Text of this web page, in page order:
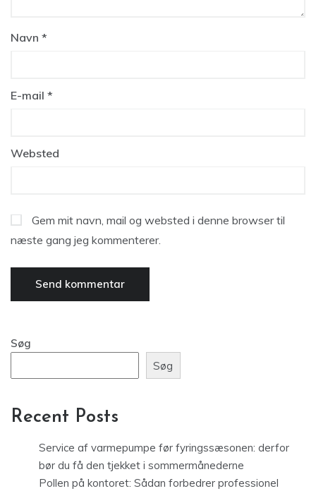
Navn *
E-mail *
Websted
Gem mit navn, mail og websted i denne browser til
næste gang jeg kommenterer.
Søg
Søg
Recent Posts
Service af varmepumpe før fyringssæsonen: derfor
bør du få den tjekket i sommermånederne
Pollen på kontoret: Sådan forbedrer professionel